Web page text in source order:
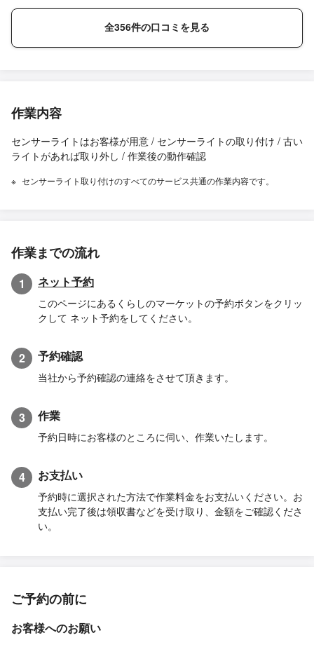
全356件の口コミを見る
作業内容
センサーライトはお客様が用意 / センサーライトの取り付け / 古い
ライトがあれば取り外し / 作業後の動作確認
センサーライト取り付けのすべてのサービス共通の作業内容です。
作業までの流れ
1 ネット予約
このページにあるくらしのマーケットの予約ボタンをクリッ
クして ネット予約をしてください。
2 予約確認
当社から予約確認の連絡をさせて頂きます。
3 作業
予約日時にお客様のところに伺い、作業いたします。
4 お支払い
予約時に選択された方法で作業料金をお支払いください。お
支払い完了後は領収書などを受け取り、金額をご確認くださ
い。
ご予約の前に
お客様へのお願い